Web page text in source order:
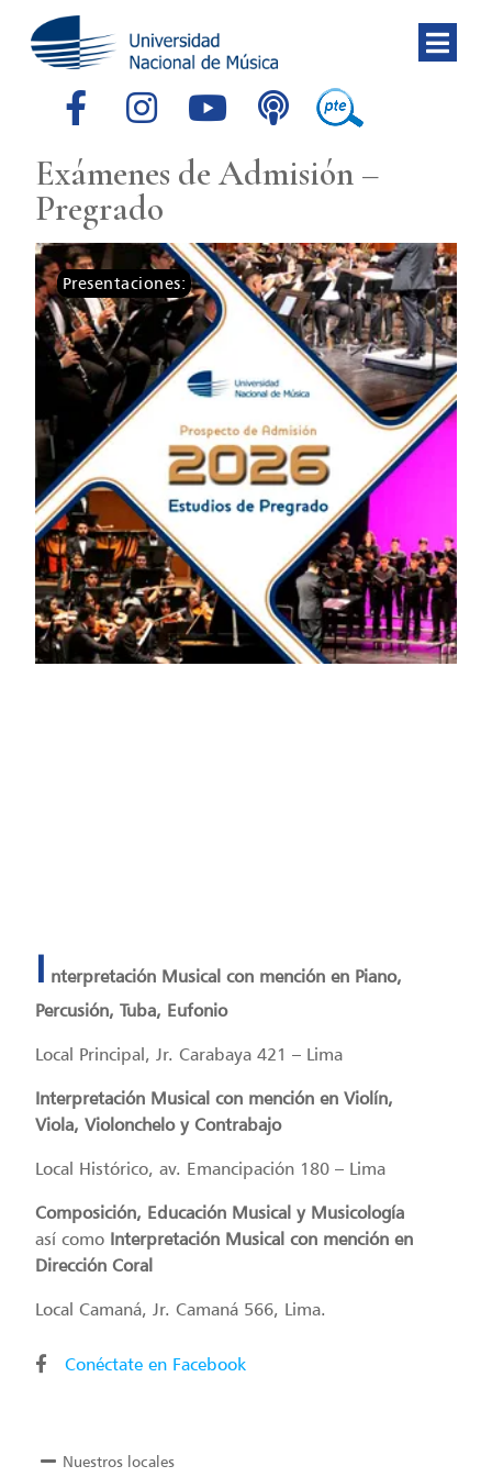
Exámenes de Admisión –
Pregrado
Presentaciones:
I nterpretación Musical con mención en Piano,
Percusión, Tuba, Eufonio
Local Principal, Jr. Carabaya 421 – Lima
Interpretación Musical con mención en Violín,
Viola, Violonchelo y Contrabajo
Local Histórico, av. Emancipación 180 – Lima
Composición, Educación Musical y Musicología
así como Interpretación Musical con mención en
Dirección Coral
Local Camaná, Jr. Camaná 566, Lima.
Conéctate en Facebook
Nuestros locales